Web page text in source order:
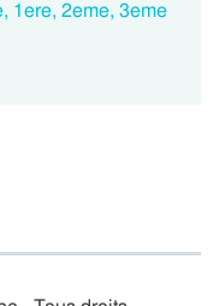
1ere, 2eme, 3eme